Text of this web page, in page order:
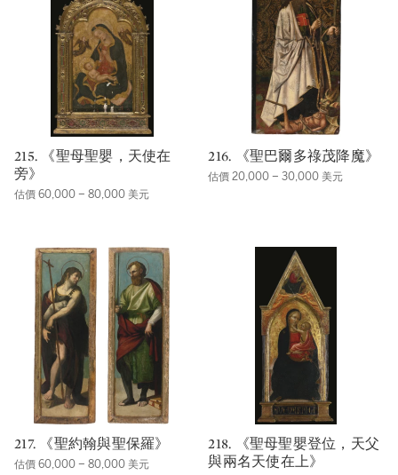
215. 《聖母聖嬰，天使在
旁》
估價 60,000 – 80,000 美元
216. 《聖巴爾多祿茂降魔》
估價 20,000 – 30,000 美元
217. 《聖約翰與聖保羅》
估價 60,000 – 80,000 美元
218. 《聖母聖嬰登位，天父
與兩名天使在上》